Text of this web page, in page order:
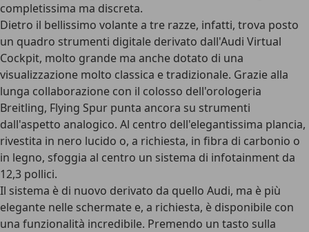
completissima ma discreta.
Dietro il bellissimo volante a tre razze, infatti, trova posto
un quadro strumenti digitale derivato dall'Audi Virtual
Cockpit, molto grande ma anche dotato di una
visualizzazione molto classica e tradizionale. Grazie alla
lunga collaborazione con il colosso dell'orologeria
Breitling, Flying Spur punta ancora su strumenti
dall'aspetto analogico. Al centro dell'elegantissima plancia,
rivestita in nero lucido o, a richiesta, in fibra di carbonio o
in legno, sfoggia al centro un sistema di infotainment da
12,3 pollici.
Il sistema è di nuovo derivato da quello Audi, ma è più
elegante nelle schermate e, a richiesta, è disponibile con
una funzionalità incredibile. Premendo un tasto sulla